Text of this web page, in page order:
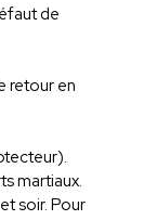
de
retour en
martiaux.
soir. Pour